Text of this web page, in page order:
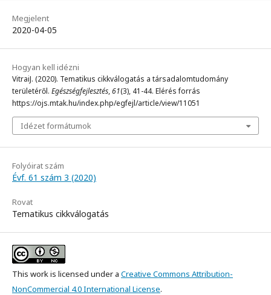
Megjelent
2020-04-05
Hogyan kell idézni
VitraiJ. (2020). Tematikus cikkválogatás a társadalomtudomány
területéről. Egészségfejlesztés,61(3), 41-44. Elérés forrás
https://ojs.mtak.hu/index.php/egfejl/article/view/11051
Idézet formátumok
Folyóirat szám
Évf. 61 szám 3 (2020)
Rovat
Tematikus cikkválogatás
This work is licensed under a Creative Commons Attribution-
NonCommercial 4.0 International License.